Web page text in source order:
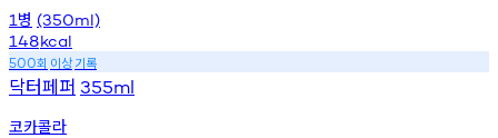
1 병 (350ml)
148kcal
500회 이상기록
닥터페퍼 355ml
코카콜라